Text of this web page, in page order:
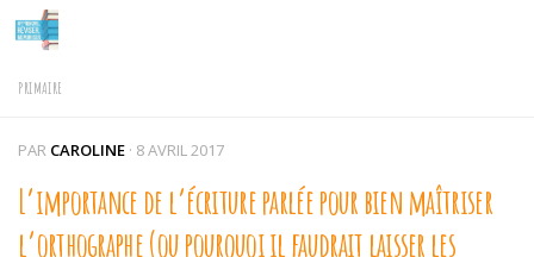
Skip to content
PRIMAIRE
PAR CAROLINE · 8 AVRIL 2017
L’importance de l’écriture parlée pour bien maîtriser
l’orthographe (ou pourquoi il faudrait laisser les